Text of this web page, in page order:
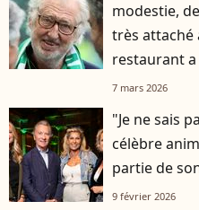
modestie,
très attaché
restaurant
7 mars 2026
"Je ne sais
célèbre
partie de
9 février 2026